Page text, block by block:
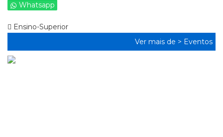
Whatsapp
Ensino-Superior
Ver mais de > Eventos